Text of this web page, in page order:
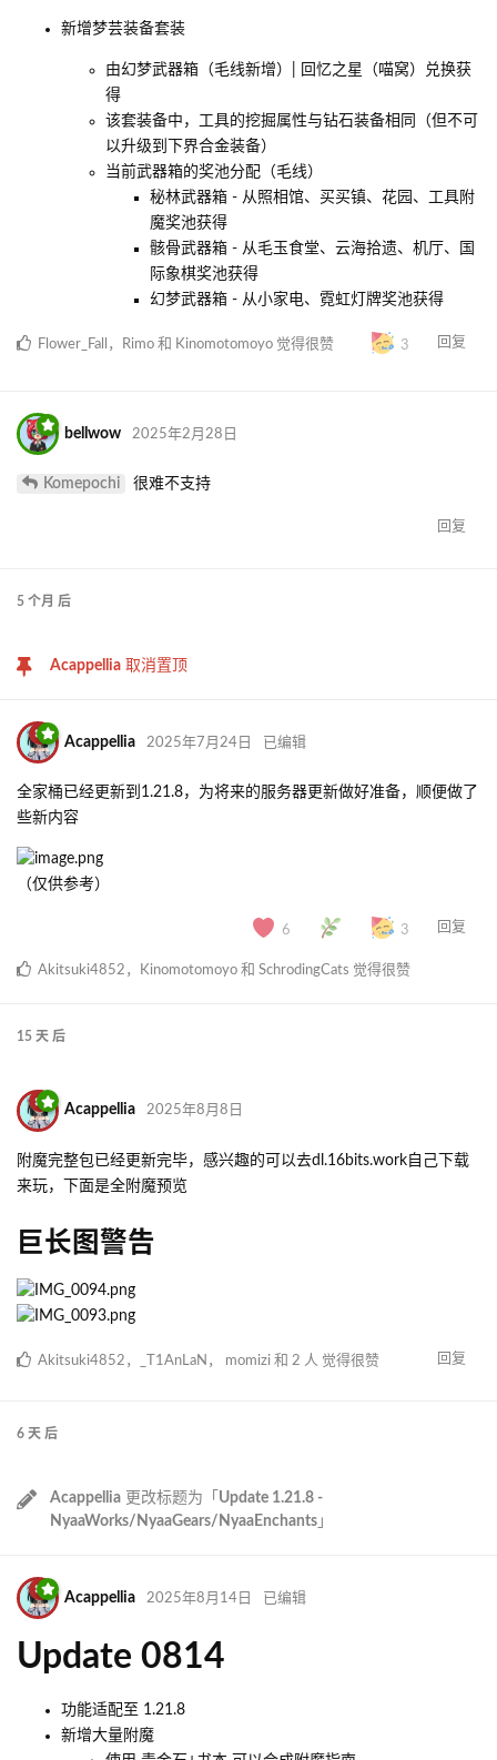
新增梦芸装备套装
由幻梦武器箱（毛线新增）| 回忆之星（喵窝）兑换获
得
该套装备中，工具的挖掘属性与钻石装备相同（但不可
以升级到下界合金装备）
当前武器箱的奖池分配（毛线）
秘林武器箱 - 从照相馆、买买镇、花园、工具附
魔奖池获得
骸骨武器箱 - 从毛玉食堂、云海拾遗、机厅、国
际象棋奖池获得
幻梦武器箱 - 从小家电、霓虹灯牌奖池获得
3 回复
Flower_Fall ， Rimo 和 Kinomotomoyo 觉得很赞
bellwow 2025年2月28日
Komepochi 很难不支持
回复
5 个月 后
Acappellia 取消置顶
Acappellia 2025年7月24日 已编辑
全家桶已经更新到1.21.8，为将来的服务器更新做好准备，顺便做了
些新内容
（仅供参考）
6 3 回复
Akitsuki4852 ， Kinomotomoyo 和 SchrodingCats 觉得很赞
15 天 后
Acappellia 2025年8月8日
附魔完整包已经更新完毕，感兴趣的可以去dl.16bits.work自己下载
来玩，下面是全附魔预览
巨长图警告
回复
Akitsuki4852 ， _T1AnLaN ， momizi 和 2 人 觉得很赞
6 天 后
Acappellia 更改标题为「 Update 1.21.8 -
NyaaWorks/NyaaGears/NyaaEnchants 」
Acappellia 2025年8月14日 已编辑
Update 0814
功能适配至 1.21.8
新增大量附魔